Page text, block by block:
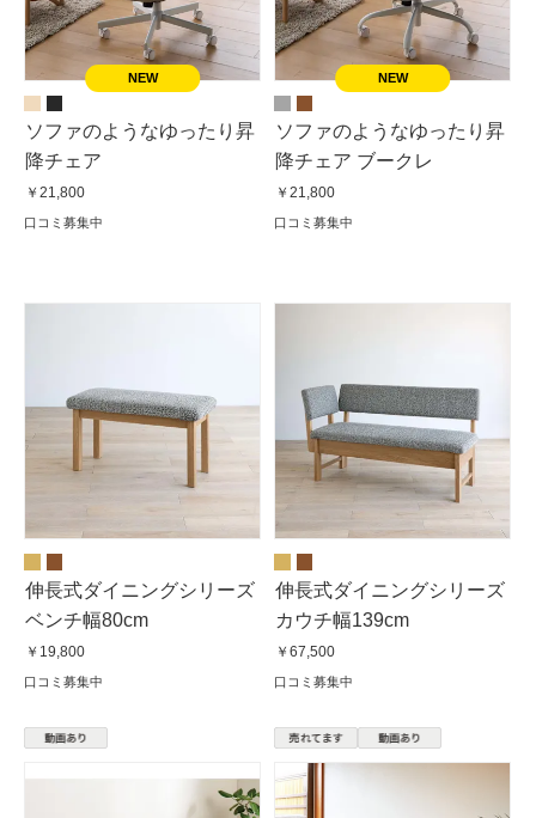
ソファのようなゆったり昇
降チェア
￥21,800
口コミ募集中
ソファのようなゆったり昇
降チェア ブークレ
￥21,800
口コミ募集中
伸長式ダイニングシリーズ
ベンチ幅80cm
￥19,800
口コミ募集中
伸長式ダイニングシリーズ
カウチ幅139cm
￥67,500
口コミ募集中